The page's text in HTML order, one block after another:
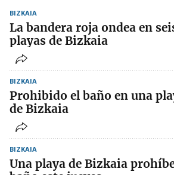
BIZKAIA
La bandera roja ondea en
playas de Bizkaia
BIZKAIA
Prohibido el baño en una
de Bizkaia
BIZKAIA
Una playa de Bizkaia